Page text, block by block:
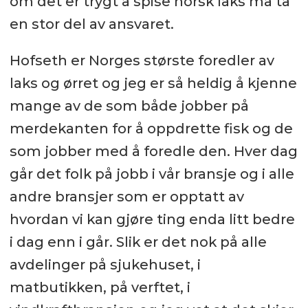
en stor del av ansvaret.
Hofseth er Norges største foredler av
laks og ørret og jeg er så heldig å kjenne
mange av de som både jobber på
merdekanten for å oppdrette fisk og de
som jobber med å foredle den. Hver dag
går det folk på jobb i vår bransje og i alle
andre bransjer som er opptatt av
hvordan vi kan gjøre ting enda litt bedre
i dag enn i går. Slik er det nok på alle
avdelinger på sjukehuset, i
matbutikken, på verftet, i